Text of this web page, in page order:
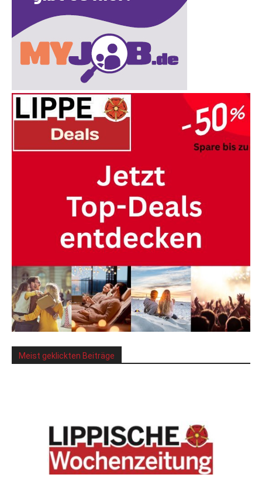
Meist geklickten Beiträge